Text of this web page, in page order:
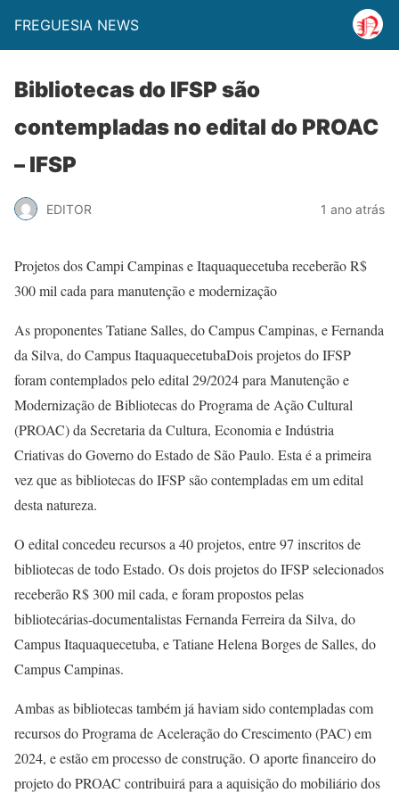
FREGUESIA NEWS
Bibliotecas do IFSP são
contempladas no edital do PROAC
– IFSP
EDITOR 1 ano atrás
Projetos dos Campi Campinas e Itaquaquecetuba receberão R$
300 mil cada para manutenção e modernização
As proponentes Tatiane Salles, do Campus Campinas, e Fernanda
da Silva, do Campus ItaquaquecetubaDois projetos do IFSP
foram contemplados pelo edital 29/2024 para Manutenção e
Modernização de Bibliotecasdo Programa de Ação Cultural
(PROAC) da Secretaria da Cultura, Economia e Indústria
Criativas do Governo do Estado de São Paulo. Esta é a primeira
vez que as bibliotecas do IFSP são contempladas em um edital
desta natureza.
O edital concedeu recursos a 40 projetos, entre 97 inscritos de
bibliotecas de todo Estado. Os dois projetos do IFSP selecionados
receberão R$ 300 mil cada, e foram propostos pelas
bibliotecárias-documentalistas Fernanda Ferreira da Silva, do
Campus Itaquaquecetuba, e Tatiane Helena Borges de Salles, do
Campus Campinas.
Ambas as bibliotecas também já haviam sido contempladas com
recursos doPrograma de Aceleração do Crescimento (PAC)em
2024, e estão em processo de construção. O aporte financeiro do
projeto do PROAC contribuirá para a aquisição do mobiliário dos